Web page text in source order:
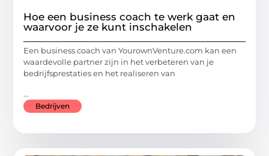
Hoe een business coach te werk gaat en
waarvoor je ze kunt inschakelen
Een business coach van YourownVenture.com kan een
waardevolle partner zijn in het verbeteren van je
bedrijfsprestaties en het realiseren van
...
Bedrijven